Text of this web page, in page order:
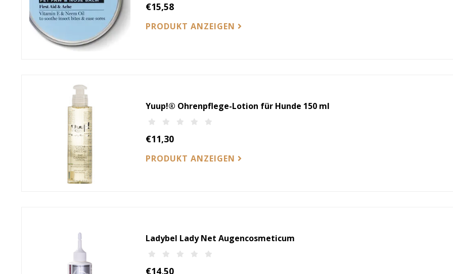
€15,58
PRODUKT ANZEIGEN
Yuup!® Ohrenpflege-Lotion für Hunde 150 ml
€11,30
PRODUKT ANZEIGEN
Ladybel Lady Net Augencosmeticum
€14,50